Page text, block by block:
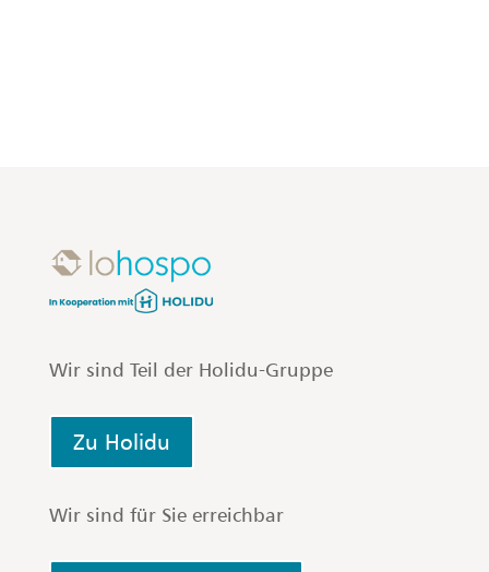
Wir sind Teil der Holidu-Gruppe
Zu Holidu
Wir sind für Sie erreichbar